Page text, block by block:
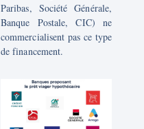
Paribas, Société Générale,
Banque Postale, CIC) ne
commercialisent pas ce type
de financement.